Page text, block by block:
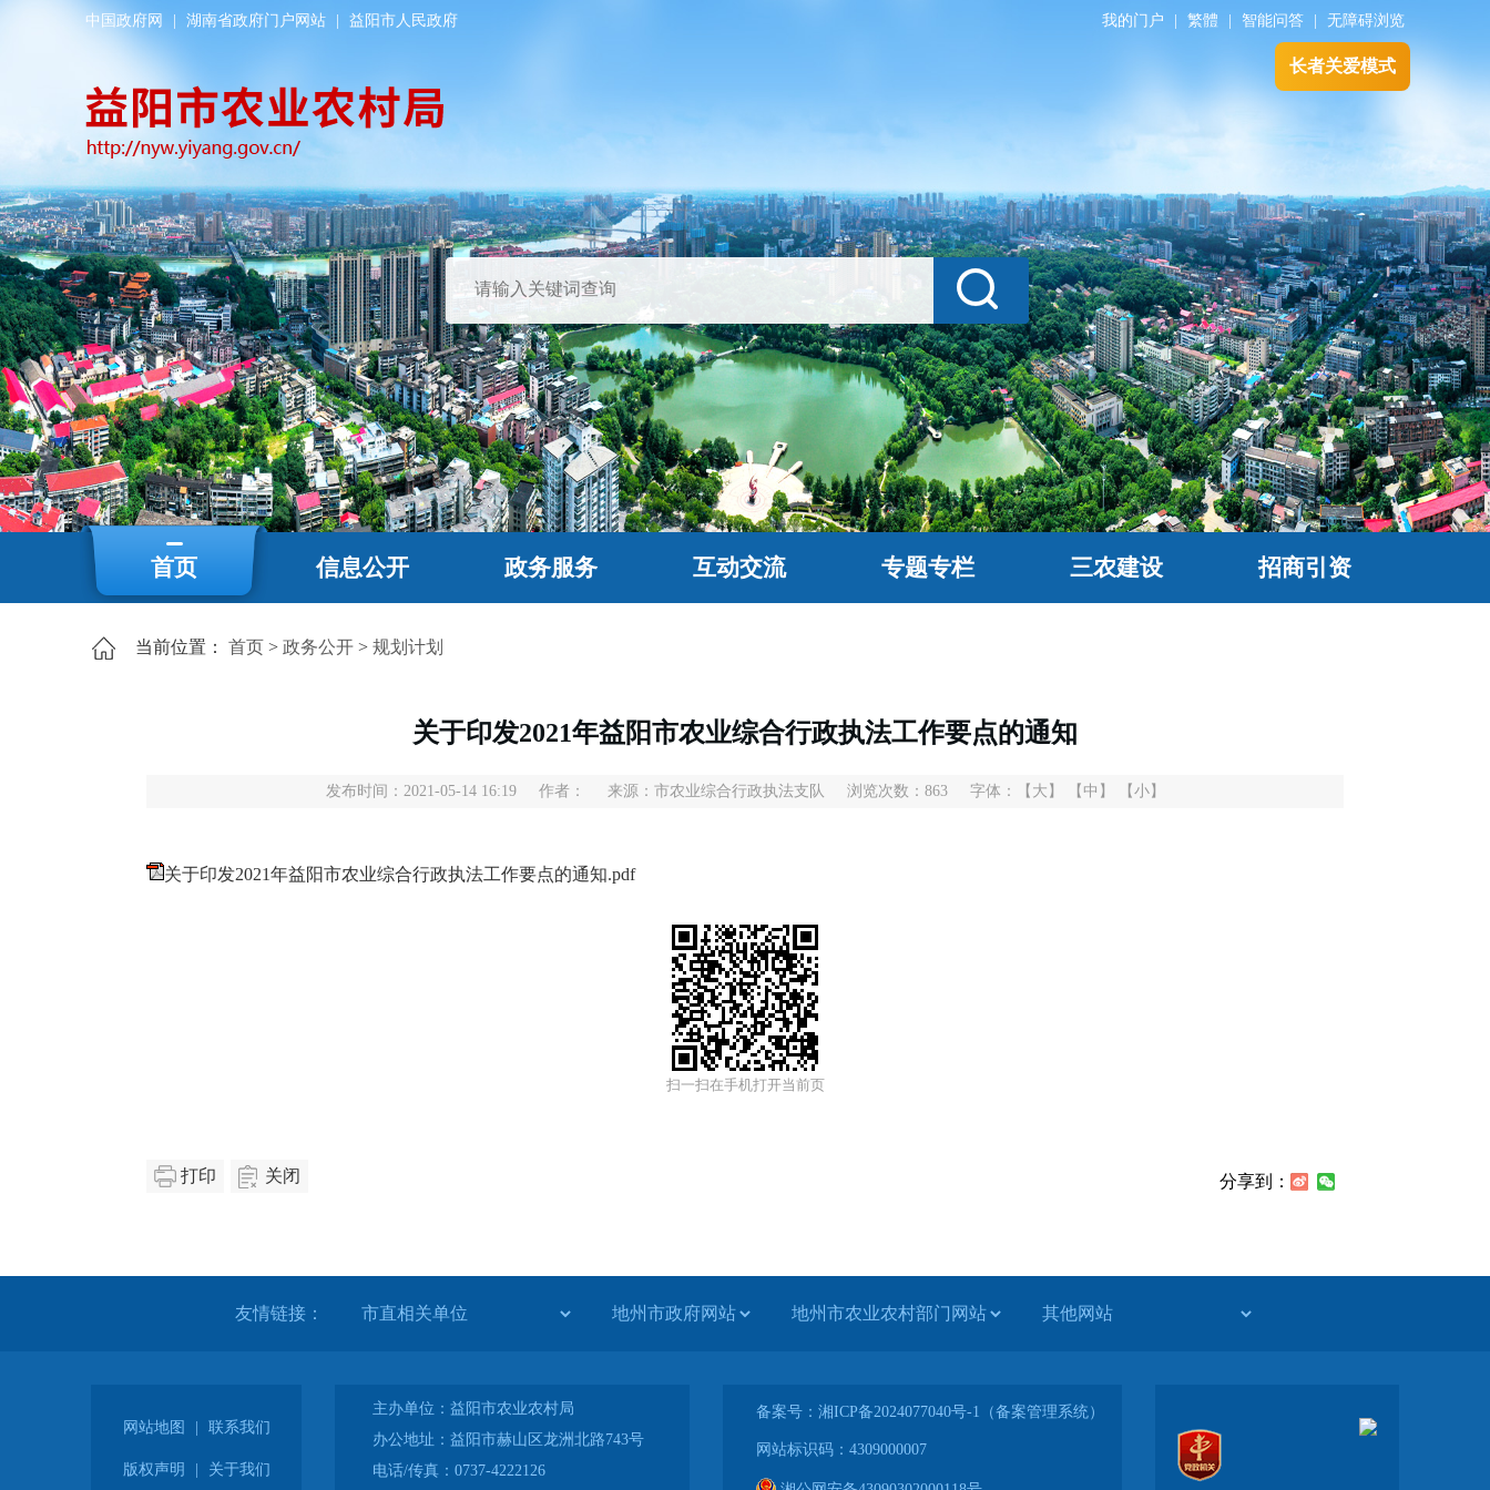
中国政府网 湖南省政府门户网站 益阳市人民政府 我的门户 繁體 智能问答 无障碍浏览
长者关爱模式
首页 信息公开 政务服务 互动交流 专题专栏 三农建设 招商引资
当前位置： 首页 > 政务公开 > 规划计划
关于印发2021年益阳市农业综合行政执法工作要点的通知
发布时间：2021-05-14 16:19 作者： 来源：市农业综合行政执法支队 浏览次数： 863 字体： 【大】 【中】 【小】
关于印发2021年益阳市农业综合行政执法工作要点的通知.pdf
扫一扫在手机打开当前页
打印 关闭 分享到：
友情链接：
网站地图 联系我们
版权声明 关于我们
主办单位：益阳市农业农村局
办公地址：益阳市赫山区龙洲北路743号
电话/传真：0737-4222126
备案号：湘ICP备2024077040号-1（备案管理系统）
网站标识码：4309000007